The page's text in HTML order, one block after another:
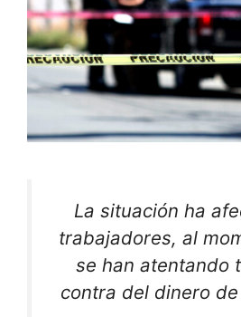
La situación ha
trabajadores, al
se han atentando
contra del dinero